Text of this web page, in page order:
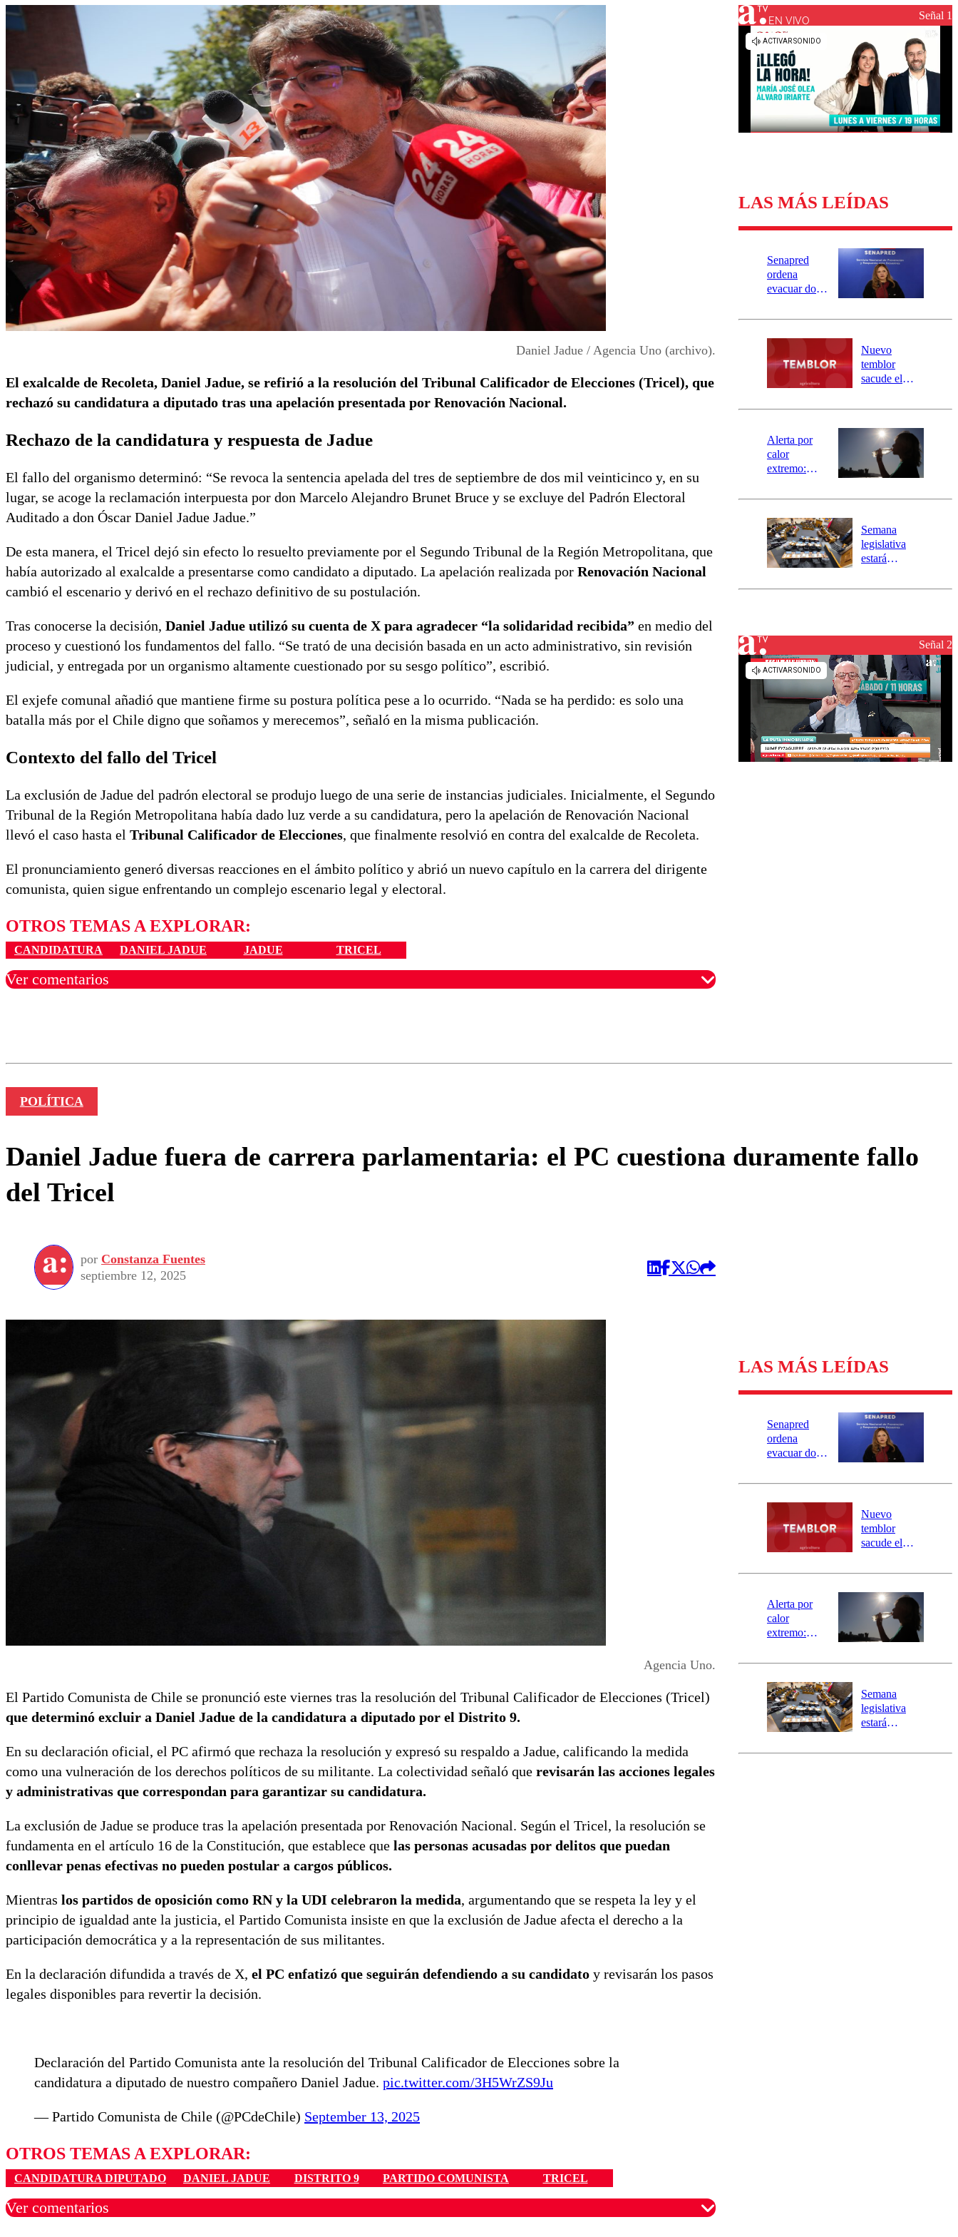
Universidad de Chile
Sustentabilidad
Daniel Jadue / Agencia Uno (archivo).
El exalcalde de Recoleta, Daniel Jadue, se refirió a la resolución del Tribunal Calificador de Elecciones (Tricel), que
rechazó su candidatura a diputado tras una apelación presentada por Renovación Nacional.
Rechazo de la candidatura y respuesta de Jadue
El fallo del organismo determinó: “Se revoca la sentencia apelada del tres de septiembre de dos mil veinticinco y, en su
lugar, se acoge la reclamación interpuesta por don Marcelo Alejandro Brunet Bruce y se excluye del Padrón Electoral
Auditado a don Óscar Daniel Jadue Jadue.”
De esta manera, el Tricel dejó sin efecto lo resuelto previamente por el Segundo Tribunal de la Región Metropolitana, que
había autorizado al exalcalde a presentarse como candidato a diputado. La apelación realizada por Renovación Nacional
cambió el escenario y derivó en el rechazo definitivo de su postulación.
Tras conocerse la decisión, Daniel Jadue utilizó su cuenta de X para agradecer “la solidaridad recibida” en medio del
proceso y cuestionó los fundamentos del fallo. “Se trató de una decisión basada en un acto administrativo, sin revisión
judicial, y entregada por un organismo altamente cuestionado por su sesgo político”, escribió.
El exjefe comunal añadió que mantiene firme su postura política pese a lo ocurrido. “Nada se ha perdido: es solo una
batalla más por el Chile digno que soñamos y merecemos”, señaló en la misma publicación.
Contexto del fallo del Tricel
La exclusión de Jadue del padrón electoral se produjo luego de una serie de instancias judiciales. Inicialmente, el Segundo
Tribunal de la Región Metropolitana había dado luz verde a su candidatura, pero la apelación de Renovación Nacional
llevó el caso hasta el Tribunal Calificador de Elecciones, que finalmente resolvió en contra del exalcalde de Recoleta.
El pronunciamiento generó diversas reacciones en el ámbito político y abrió un nuevo capítulo en la carrera del dirigente
comunista, quien sigue enfrentando un complejo escenario legal y electoral.
OTROS TEMAS A EXPLORAR:
CANDIDATURA DANIEL JADUE JADUE TRICEL
Ver comentarios
EN VIVO Señal 1
LAS MÁS LEÍDAS
Senapred
ordena
evacuar dos
Carahue por
río Damas:
activa
mensajería
SAE
Nuevo
temblor
sacude el
revisa la
epicentro
Alerta por
calor
extremo:
activa Alerta
Preventiva en
tres comunas
Semana
legislativa
estará
el fin de la
reconstrucciónSeñal 2
POLÍTICA
Daniel Jadue fuera de carrera parlamentaria: el PC cuestiona duramente fallo
del Tricel
por Constanza Fuentes
septiembre 12, 2025
Agencia Uno.
El Partido Comunista de Chile se pronunció este viernes tras la resolución del Tribunal Calificador de Elecciones (Tricel)
que determinó excluir a Daniel Jadue de la candidatura a diputado por el Distrito 9.
En su declaración oficial, el PC afirmó que rechaza la resolución y expresó su respaldo a Jadue, calificando la medida
como una vulneración de los derechos políticos de su militante. La colectividad señaló que revisarán las acciones legales
y administrativas que correspondan para garantizar su candidatura.
La exclusión de Jadue se produce tras la apelación presentada por Renovación Nacional. Según el Tricel, la resolución se
fundamenta en el artículo 16 de la Constitución, que establece que las personas acusadas por delitos que puedan
conllevar penas efectivas no pueden postular a cargos públicos.
Mientras los partidos de oposición como RN y la UDI celebraron la medida, argumentando que se respeta la ley y el
principio de igualdad ante la justicia, el Partido Comunista insiste en que la exclusión de Jadue afecta el derecho a la
participación democrática y a la representación de sus militantes.
En la declaración difundida a través de X, el PC enfatizó que seguirán defendiendo a su candidato y revisarán los pasos
legales disponibles para revertir la decisión.
Declaración del Partido Comunista ante la resolución del Tribunal Calificador de Elecciones sobre la
candidatura a diputado de nuestro compañero Daniel Jadue. pic.twitter.com/3H5WrZS9Ju
— Partido Comunista de Chile (@PCdeChile) September 13, 2025
OTROS TEMAS A EXPLORAR:
CANDIDATURA DIPUTADO DANIEL JADUE DISTRITO 9 PARTIDO COMUNISTA TRICEL
Ver comentarios
LAS MÁS LEÍDAS
Senapred
ordena
evacuar dos
Carahue por
río Damas:
activa
mensajería
SAE
Nuevo
temblor
sacude el
revisa la
epicentro
Alerta por
calor
extremo:
activa Alerta
Preventiva en
tres comunas
Semana
legislativa
estará
el fin de la